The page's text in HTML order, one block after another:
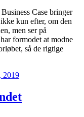
Case bringer
kun efter, om den
men ser på
formodet at modne
så de rigtige
2019